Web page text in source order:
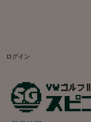
ログイン